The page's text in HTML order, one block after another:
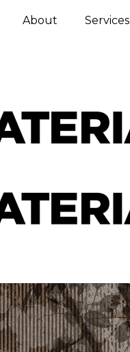
About Services